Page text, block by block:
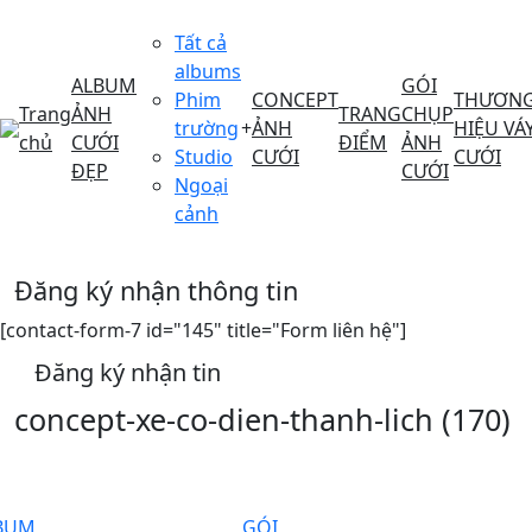
Trang
chủ
ALBUM
ẢNH
CƯỚI
ĐẸP
Tất cả
albums
Phim
trường
Studio
Ngoại
cảnh
+
CONCEPT
ẢNH
CƯỚI
TRANG
ĐIỂM
GÓI
CHỤP
ẢNH
CƯỚI
HIỆU
CƯỚI
Đăng ký nhận thông tin
[contact-form-7 id="145" title="Form liên hệ"]
Đăng ký nhận tin
concept-xe-co-dien-thanh-lich (170)